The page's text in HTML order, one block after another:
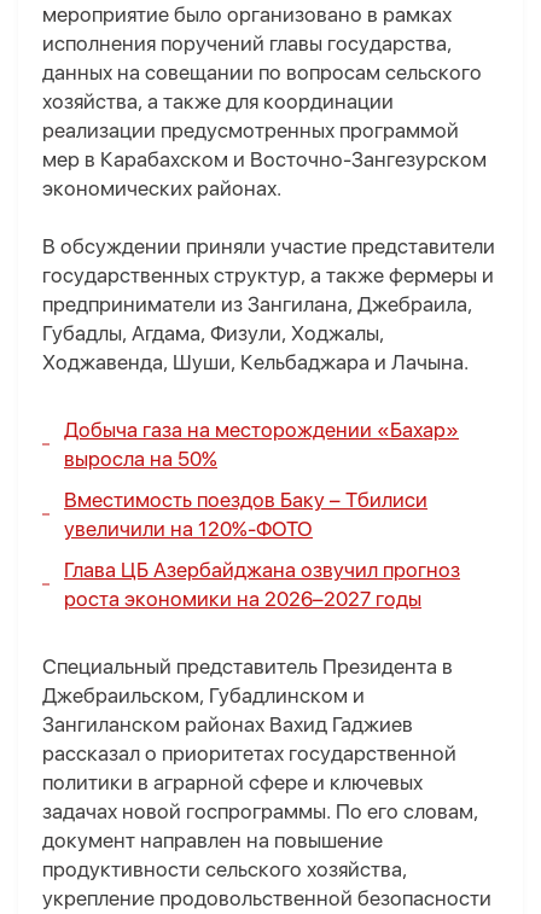
мероприятие было организовано в рамках
исполнения поручений главы государства,
данных на совещании по вопросам сельского
хозяйства, а также для координации
реализации предусмотренных программой
мер в Карабахском и Восточно-Зангезурском
экономических районах.
В обсуждении приняли участие представители
государственных структур, а также фермеры и
предприниматели из Зангилана, Джебраила,
Губадлы, Агдама, Физули, Ходжалы,
Ходжавенда, Шуши, Кельбаджара и Лачына.
Добыча газа на месторождении «Бахар»
выросла на 50%
Вместимость поездов Баку – Тбилиси
увеличили на 120%-ФОТО
Глава ЦБ Азербайджана озвучил прогноз
роста экономики на 2026–2027 годы
Специальный представитель Президента в
Джебраильском, Губадлинском и
Зангиланском районах Вахид Гаджиев
рассказал о приоритетах государственной
политики в аграрной сфере и ключевых
задачах новой госпрограммы. По его словам,
документ направлен на повышение
продуктивности сельского хозяйства,
укрепление продовольственной безопасности